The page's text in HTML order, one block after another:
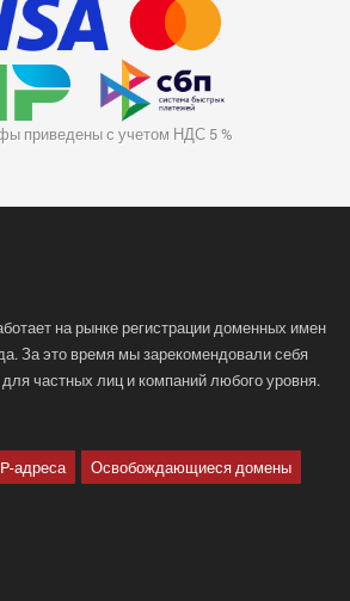
приведены с учетом НДС 5 %
на рынке регистрации доменных имен
За это время мы зарекомендовали себя
частных лиц и компаний любого уровня.
адреса Освобождающиеся домены